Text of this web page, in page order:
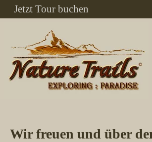
Jetzt Tour buchen
Wir freuen und über